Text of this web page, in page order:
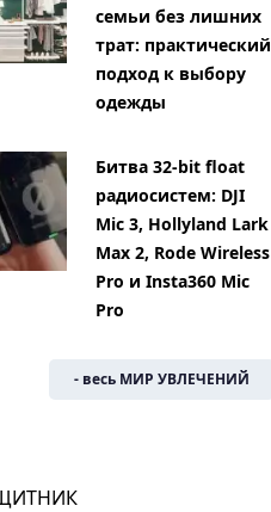
семьи без лишних
трат: практический
подход к выбору
одежды
Битва 32-bit float
радиосистем: DJI
Mic 3, Hollyland Lark
Max 2, Rode Wireless
Pro и Insta360 Mic
Pro
- весь МИР УВЛЕЧЕНИЙ